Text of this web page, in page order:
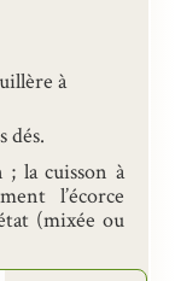
à
dés.
la cuisson à
l’écorce
(mixée ou